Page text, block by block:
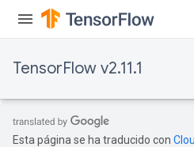
TensorFlow v2.11.1
Esta página se ha traducido con